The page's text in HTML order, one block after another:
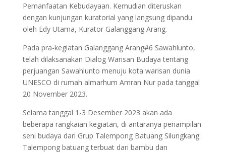
Pemanfaatan Kebudayaan. Kemudian diteruskan
dengan kunjungan kuratorial yang langsung dipandu
oleh Edy Utama, Kurator Galanggang Arang.
Pada pra-kegiatan Galanggang Arang#6 Sawahlunto,
telah dilaksanakan Dialog Warisan Budaya tentang
perjuangan Sawahlunto menuju kota warisan dunia
UNESCO di rumah almarhum Amran Nur pada tanggal
20 November 2023.
Selama tanggal 1-3 Desember 2023 akan ada
beberapa rangkaian kegiatan, di antaranya penampilan
seni budaya dari Grup Talempong Batuang Silungkang.
Talempong batuang terbuat dari bambu dan